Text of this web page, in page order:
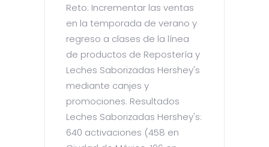
Reto: Incrementar las ventas
en la temporada de verano y
regreso a clases de la línea
de productos de Repostería y
Leches Saborizadas Hershey's
mediante canjes y
promociones. Resultados
Leches Saborizadas Hershey's:
640 activaciones (458 en